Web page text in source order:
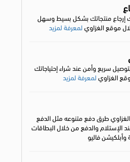
إرجاع منتجاتك بشكل بسيط وسهل
موقع الغزاويلمعرفة لمزيد
سريع وأمن عند شراء إحتياجاتك
الغزاويلمعرفة لمزيد
طرق دفع متنوعه مثل الدفع
الإستلام والدفع من خلال البطاقات
وأبلكيشن فاليو